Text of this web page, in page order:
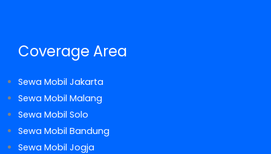
Coverage Area
Sewa Mobil Jakarta
Sewa Mobil Malang
Sewa Mobil Solo
Sewa Mobil Bandung
Sewa Mobil Jogja